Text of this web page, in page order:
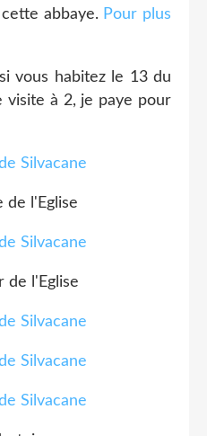
abbaye. Pour plus
vous habitez le 13 du
visite à 2, je paye pour
de l'Eglise
de l'Eglise